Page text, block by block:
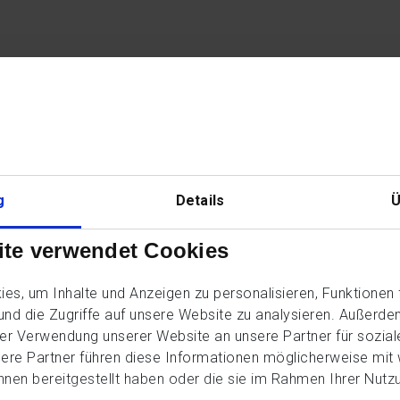
Details
verwendet Cookies
um Inhalte und Anzeigen zu personalisieren,
die Zugriffe auf unsere Website zu analysieren.
Verwendung unserer Website an unsere Partner für
Partner führen diese Informationen möglicherweise mit
bereitgestellt haben oder die sie im Rahmen Ihrer
(m/w/d)
Castrop-Rauxel
14,69 € – 19,75 €/Std.
Vollzeit
ab sofort